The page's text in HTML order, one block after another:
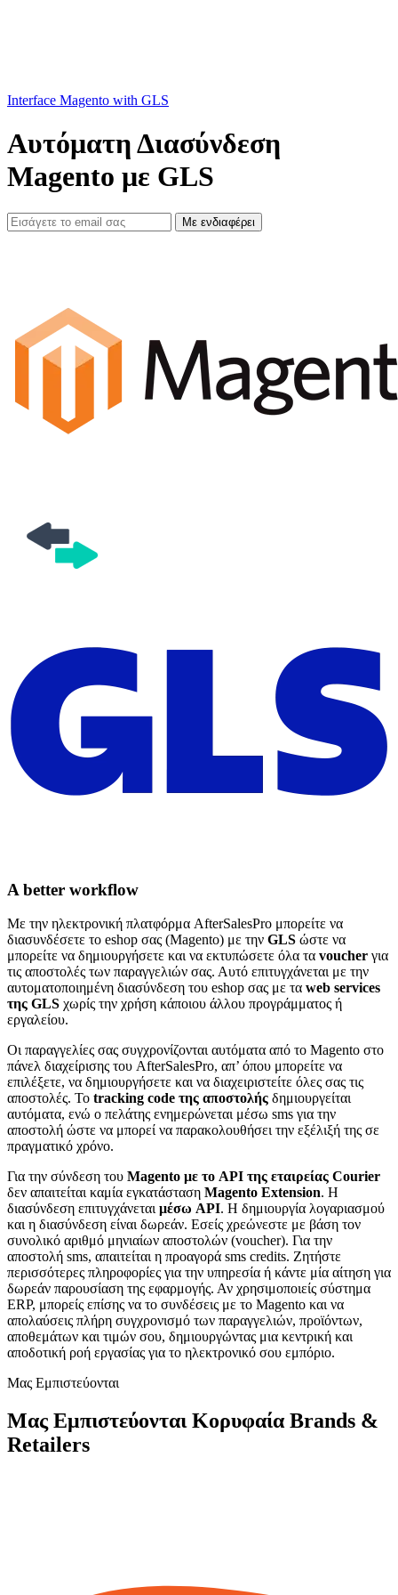
Interface Magento with GLS
Αυτόματη Διασύνδεση
Magento με GLS
Με ενδιαφέρει
A better workflow
Με την ηλεκτρονική πλατφόρμα AfterSalesPro μπορείτε να
διασυνδέσετε το eshop σας (Magento) με την GLS ώστε να
μπορείτε να δημιουργήσετε και να εκτυπώσετε όλα τα voucher για
τις αποστολές των παραγγελιών σας. Αυτό επιτυγχάνεται με την
αυτοματοποιημένη διασύνδεση του eshop σας με τα web services
της GLS χωρίς την χρήση κάποιου άλλου προγράμματος ή
εργαλείου.
Οι παραγγελίες σας συγχρονίζονται αυτόματα από το Magento στο
πάνελ διαχείρισης του AfterSalesPro, απ’ όπου μπορείτε να
επιλέξετε, να δημιουργήσετε και να διαχειριστείτε όλες σας τις
αποστολές. Το tracking code της αποστολής δημιουργείται
αυτόματα, ενώ ο πελάτης ενημερώνεται μέσω sms για την
αποστολή ώστε να μπορεί να παρακολουθήσει την εξέλιξή της σε
πραγματικό χρόνο.
Για την σύνδεση του Magento με το API της εταιρείας Courier
δεν απαιτείται καμία εγκατάσταση Magento Extension. H
διασύνδεση επιτυγχάνεται μέσω API. Η δημιουργία λογαριασμού
και η διασύνδεση είναι δωρεάν. Εσείς χρεώνεστε με βάση τον
συνολικό αριθμό μηνιαίων αποστολών (voucher). Για την
αποστολή sms, απαιτείται η προαγορά sms credits. Ζητήστε
περισσότερες πληροφορίες για την υπηρεσία ή κάντε μία αίτηση για
δωρεάν παρουσίαση της εφαρμογής. Αν χρησιμοποιείς σύστημα
ERP, μπορείς επίσης να το συνδέσεις με το Magento και να
απολαύσεις πλήρη συγχρονισμό των παραγγελιών, προϊόντων,
αποθεμάτων και τιμών σου, δημιουργώντας μια κεντρική και
αποδοτική ροή εργασίας για το ηλεκτρονικό σου εμπόριο.
Μας Εμπιστεύονται
Μας Εμπιστεύονται Κορυφαία Brands &
Retailers